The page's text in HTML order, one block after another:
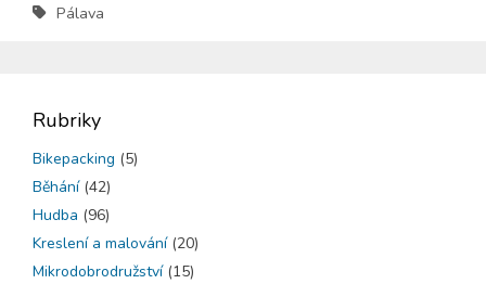
Pálava
Rubriky
Bikepacking (5)
Běhání(42)
Hudba (96)
Kreslení a malování(20)
Mikrodobrodružství(15)